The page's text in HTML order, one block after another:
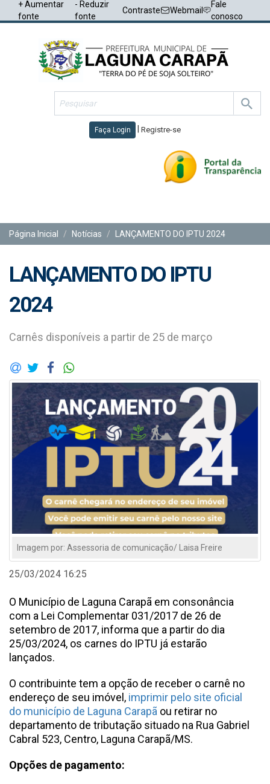
+ Aumentar
fonte
- Reduzir
fonte
Contraste Webmail
Fale
conosco
Faça Login Registre-se
Página Inicial
Notícias LANÇAMENTO DO IPTU 2024
LANÇAMENTO DO IPTU
2024
Carnês disponíveis a partir de 25 de março
Imagem por: Assessoria de comunicação/ Laisa Freire
25/03/2024 16:25
O Município de Laguna Carapã em consonância
com a Lei Complementar 031/2017 de 26 de
setembro de 2017, informa que a partir do dia
25/03/2024, os carnes do IPTU já estarão
lançados.
O contribuinte tem a opção de receber o carnê no
endereço de seu imóvel, imprimir pelo site oficial
do município de Laguna Carapã ou retirar no
departamento de tributação situado na Rua Gabriel
Cabral 523, Centro, Laguna Carapã/MS.
Opções de pagamento: